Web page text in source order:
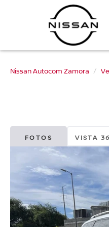
Nissan Autocom Zamora
FOTOS VISTA